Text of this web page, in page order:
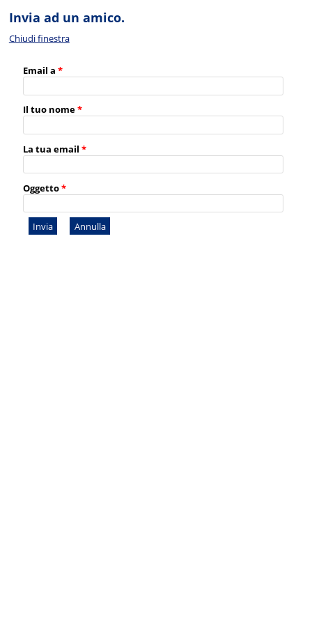
Invia ad un amico.
Chiudi finestra
Email a *
Il tuo nome*
La tua email *
Oggetto*
Invia Annulla